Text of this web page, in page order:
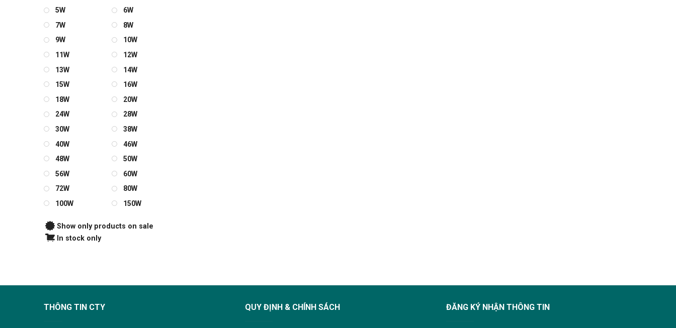
5W
6W
7W
8W
9W
10W
11W
12W
13W
14W
15W
16W
18W
20W
24W
28W
30W
38W
40W
46W
48W
50W
56W
60W
72W
80W
100W
150W
Show only products on sale
In stock only
THÔNG TIN CTY QUY ĐỊNH & CHÍNH SÁCH ĐĂNG KÝ NHẬN THÔNG TIN